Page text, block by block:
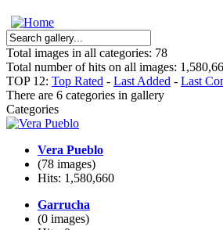
Total images in all categories: 78
Total number of hits on all images:
TOP 12: Top Rated - Last Added - Last
There are 6 categories in gallery
Categories
Vera Pueblo
(78 images)
Hits: 1,580,660
Garrucha
(0 images)